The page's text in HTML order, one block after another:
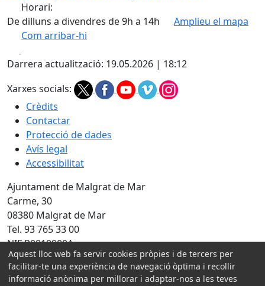
Horari:
De dilluns a divendres de 9h a 14h
Amplieu el mapa
Com arribar-hi
+
Darrera actualització: 19.05.2026 | 18:12
Xarxes socials:
Crèdits
Contactar
Protecció de dades
Avís legal
Accessibilitat
Ajuntament de Malgrat de Mar
Carme, 30
08380 Malgrat de Mar
Tel. 93 765 33 00
NIF P0810900A
Amb la col·laboració de:
Aquest lloc web fa servir cookies pròpies i de tercers per
facilitar-te una experiència de navegació òptima i recollir
informació anònima per millorar i adaptar-nos a les teves